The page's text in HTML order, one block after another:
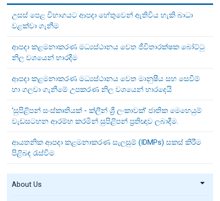
උසස් පෙළ විභාගයට ආපදා හේතුවෙන් ඇතිවිය හැකි බාධා
වළක්වා ගැනීම
ආපදා කළමනාකරණ මධ්‍යස්ථානය වෙත ජීවිතාරක්ෂක බෝට්ටු
නිල වශයෙන් භාරදීම
ආපදා කළමනාකරණ මධ්‍යස්ථානය වෙත මානුෂීය සහ සෙවීම්
හා ගලවා ගැනීමේ උපකරණ නිල වශයෙන් භාරදෙයි
‘සුපිළිපන් සංස්කෘතියක් - ක්ලීන් ශ්‍රී ලංකාවක්’ ජාතික මෙහෙයුම්
වැඩසටහන ආරම්භ කරමින් සුපිළිපන් ප්‍රතිඥාව ලබාදීම.
ආයතනික ආපදා කළමනාකරණ සැලසුම් (IDMPs) සකස් කිරීම
පිළිබඳ රැස්වීම
About Us